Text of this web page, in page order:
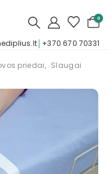
0
│ +370 670 70331
priedai, Slaugai